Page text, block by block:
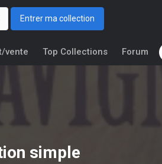
Entrer ma collection
vente Top Collections Forum
simple